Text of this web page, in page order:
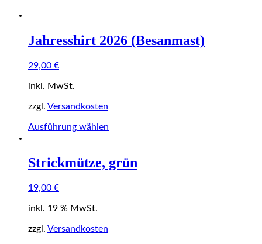
Jahresshirt 2026 (Besanmast)
29,00 €
inkl. MwSt.
zzgl. Versandkosten
Ausführung wählen
mehrere
Varianten
Strickmütze, grün
19,00 €
inkl. 19 % MwSt.
zzgl. Versandkosten